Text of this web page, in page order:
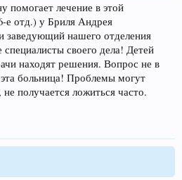
помогает лечение в этой
е отд.) у Бриля Андрея
заведующий нашего отделения
своего дела! Детей
находят решения. Вопрос не в
больница! Проблемы могут
получается ложиться часто.